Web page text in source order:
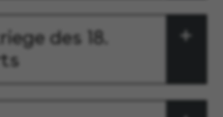
des 18.